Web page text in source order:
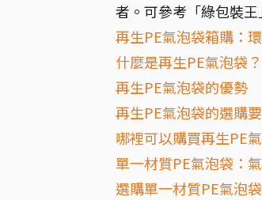
者。可參考「綠包裝
再生PE氣泡袋箱購：
什麼是再生PE氣泡袋？
再生PE氣泡袋的優勢
再生PE氣泡袋的選購
哪裡可以購買再生PE
單一材質PE氣泡袋：
選購單一材質PE氣泡